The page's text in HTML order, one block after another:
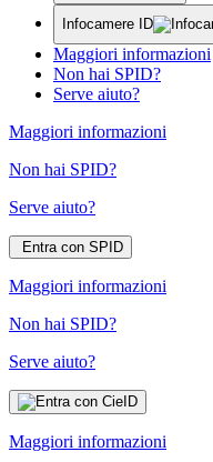
Infocamere ID
Maggiori informazioni
Non hai SPID?
Serve aiuto?
Maggiori informazioni
Non hai SPID?
Serve aiuto?
Entra con SPID
Maggiori informazioni
Non hai SPID?
Serve aiuto?
Maggiori informazioni